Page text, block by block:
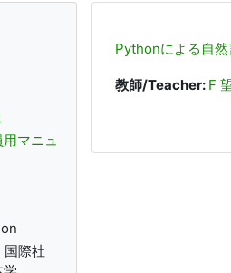
Pythonによる自
教師/Teacher: F
マニュ
国際社